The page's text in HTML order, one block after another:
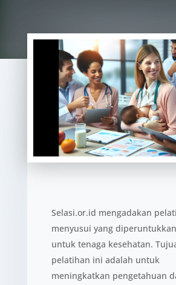
Selasi.or.id mengadakan
menyusui yang
untuk tenaga kesehatan.
pelatihan ini adalah untuk
meningkatkan pengetahuan